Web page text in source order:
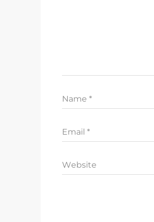
Name *
Email *
Website